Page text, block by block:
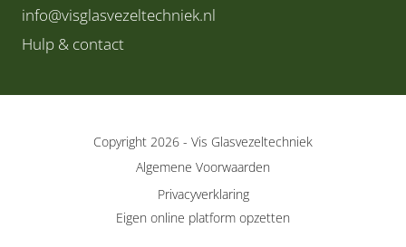
info@visglasvezeltechniek.nl
Hulp & contact
Copyright 2026 - Vis Glasvezeltechniek
Algemene Voorwaarden
Privacyverklaring
Eigen online platform opzetten